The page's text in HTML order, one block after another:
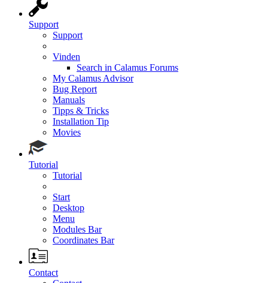
Support
Support
Vinden
Search in Calamus Forums
My Calamus Advisor
Bug Report
Manuals
Tipps & Tricks
Installation Tip
Movies
Tutorial
Tutorial
Start
Desktop
Menu
Modules Bar
Coordinates Bar
Contact